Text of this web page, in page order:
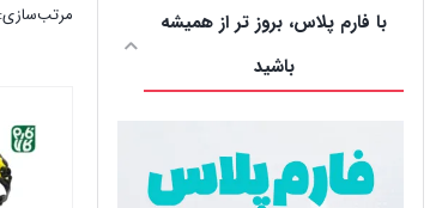
با فارم پلاس، بروز تر از همیشه
باشید
مرتب‌سازی: